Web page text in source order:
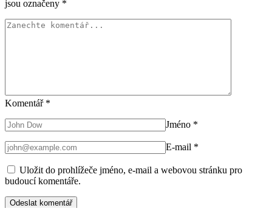
jsou označeny *
Komentář *
Jméno *
E-mail *
Uložit do prohlížeče jméno, e-mail a webovou stránku pro
budoucí komentáře.